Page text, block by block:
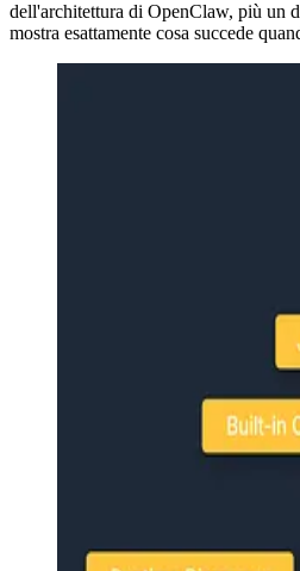
dell'architettura di OpenClaw, più un
mostra esattamente cosa succede